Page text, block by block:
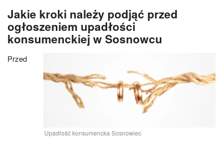
Jakie kroki należy podjąć przed
ogłoszeniem upadłości
konsumenckiej w Sosnowcu
Upadłość konsumencka Sosnowiec
Przed